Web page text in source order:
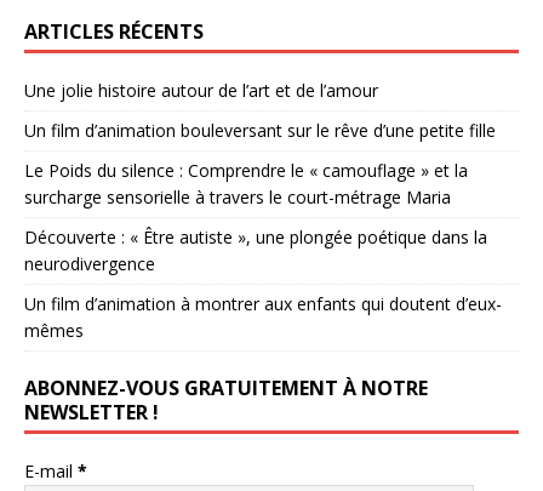
ARTICLES RÉCENTS
Une jolie histoire autour de l’art et de l’amour
Un film d’animation bouleversant sur le rêve d’une petite fille
Le Poids du silence : Comprendre le « camouflage » et la
surcharge sensorielle à travers le court-métrage Maria
Découverte : « Être autiste », une plongée poétique dans la
neurodivergence
Un film d’animation à montrer aux enfants qui doutent d’eux-
mêmes
ABONNEZ-VOUS GRATUITEMENT À NOTRE
NEWSLETTER !
E-mail *